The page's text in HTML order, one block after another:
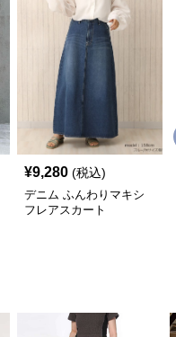
¥9,280 (税込)
デニム ふんわりマキシ
フレアスカート